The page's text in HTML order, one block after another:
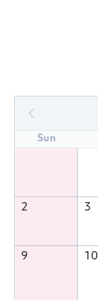
Sun
2 3
9 10